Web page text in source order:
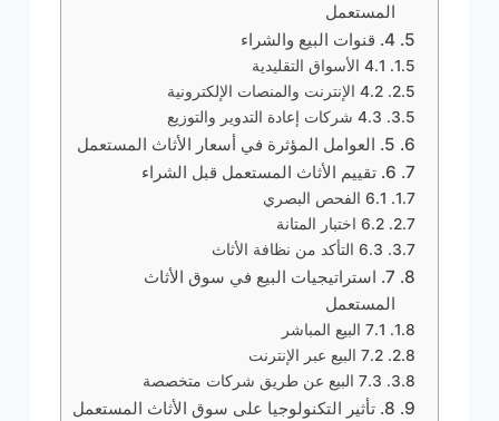
المستعمل
4. قنوات البيع والشراء
4.1 الأسواق التقليدية
4.2 الإنترنت والمنصات الإلكترونية
4.3 شركات إعادة التدوير والتوزيع
5. العوامل المؤثرة في أسعار الأثاث المستعمل
6. تقييم الأثاث المستعمل قبل الشراء
6.1 الفحص البصري
6.2 اختبار المتانة
6.3 التأكد من نظافة الأثاث
7. استراتيجيات البيع في سوق الأثاث
المستعمل
7.1 البيع المباشر
7.2 البيع عبر الإنترنت
7.3 البيع عن طريق شركات متخصصة
8. تأثير التكنولوجيا على سوق الأثاث المستعمل